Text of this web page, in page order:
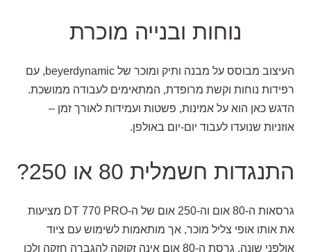
נוחות ובנייה מוכרת
העיצוב מבוסס על מבנה ותיק ומוכר של beyerdynamic, עם
רפידות נוחות וקשת מרופדת, המתאימים לעבודה ממושכת.
הדגש כאן הוא על אמינות, פשטות ועמידות לאורך זמן –
אוזניות שנועדו לעבוד יום-יום באולפן.
התנגדות חשמלית 80 או 250?
גרסאות ה-80 אום וה-250 אום של ה-DT 770 PRO מציעות
את אותו אופי צליל מוכר, אך מותאמות לשימוש עם ציוד
אולפני שונה. גרסת ה-80 אום אינה זקוקה להגברה חזקה ולכן